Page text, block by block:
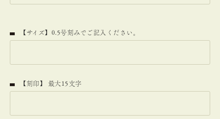
【サイズ】0.5号刻みでご記入ください。
【刻印】 最大15文字